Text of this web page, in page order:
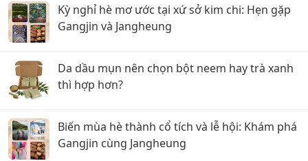
Kỳ nghỉ hè mơ ước tại xứ sở kim chi: Hẹn gặp
Gangjin và Jangheung
Da dầu mụn nên chọn bột neem hay trà xanh
thì hợp hơn?
Biến mùa hè thành cổ tích và lễ hội: Khám phá
Gangjin cùng Jangheung